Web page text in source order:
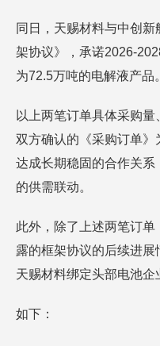
同日，天赐材料与中创
架协议》，承诺2026-
为72.5万吨的电解液产品。
以上两笔订单具体采购
双方确认的《采购订单
达成长期稳固的合作关
的供需联动。
此外，除了上述两笔订
露的框架协议的后续进展
天赐材料绑定头部电池企
如下：